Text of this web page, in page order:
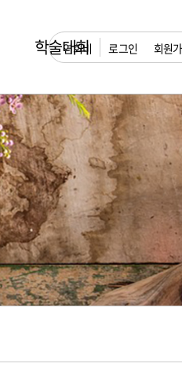
연회비 로그인 회원
학술대회